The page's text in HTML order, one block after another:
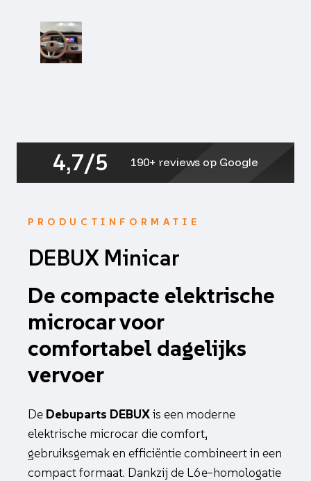
4,7/5 190+ reviews op Google
PRODUCTINFORMATIE
DEBUX Minicar
De compacte elektrische
microcar voor
comfortabel dagelijks
vervoer
De Debuparts DEBUXis een moderne
elektrische microcar die comfort,
gebruiksgemak en efficiëntie combineert in een
compact formaat. Dankzij de L6e-homologatie